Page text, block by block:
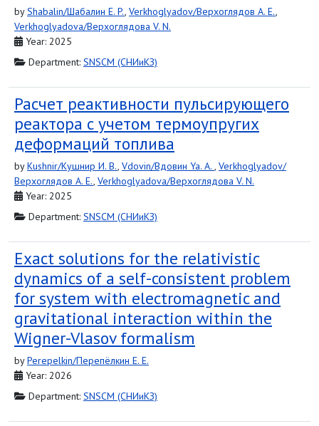
byShabalin/Шабалин E. P., Verkhoglyadov/Верхоглядов A. E.,
Verkhoglyadova/Верхоглядова V. N.
Year: 2025
Department: SNSCM (СНИиКЗ)
Расчет реактивности пульсирующего
реактора с учетом термоупругих
деформаций топлива
byKushnir/Кушнир И. В., Vdovin/Вдовин Ya. A. , Verkhoglyadov/
Верхоглядов A. E., Verkhoglyadova/Верхоглядова V. N.
Year: 2025
Department: SNSCM (СНИиКЗ)
Exact solutions for the relativistic
dynamics of a self-consistent problem
for system with electromagnetic and
gravitational interaction within the
Wigner-Vlasov formalism
byPerepelkin/Перепёлкин Е. Е.
Year: 2026
Department: SNSCM (СНИиКЗ)